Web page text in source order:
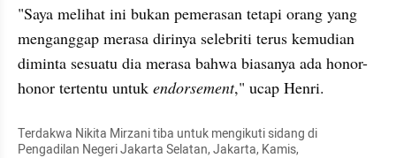
"Saya melihat ini bukan pemerasan tetapi orang yang
menganggap merasa dirinya selebriti terus kemudian
diminta sesuatu dia merasa bahwa biasanya ada honor-
honor tertentu untuk endorsement," ucap Henri.
Terdakwa Nikita Mirzani tiba untuk mengikuti sidang di
Pengadilan Negeri Jakarta Selatan, Jakarta, Kamis,